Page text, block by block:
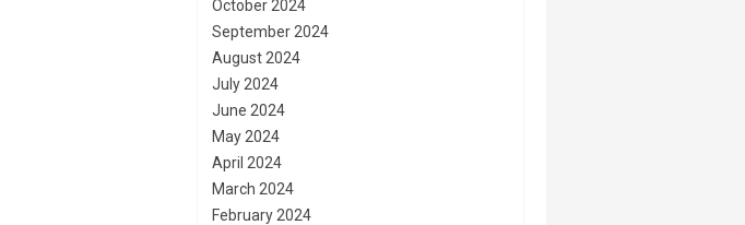
October 2024
September 2024
August 2024
July 2024
June 2024
May 2024
April 2024
March 2024
February 2024